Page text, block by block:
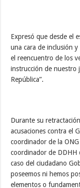
Expresó que desde el
una cara de inclusión
el reencuentro de los
instrucción de nuestro
República”.
Durante su
acusaciones contra el
coordinador de la
coordinador de DDHH
caso del ciudadano
poseemos ni hemos
elementos o